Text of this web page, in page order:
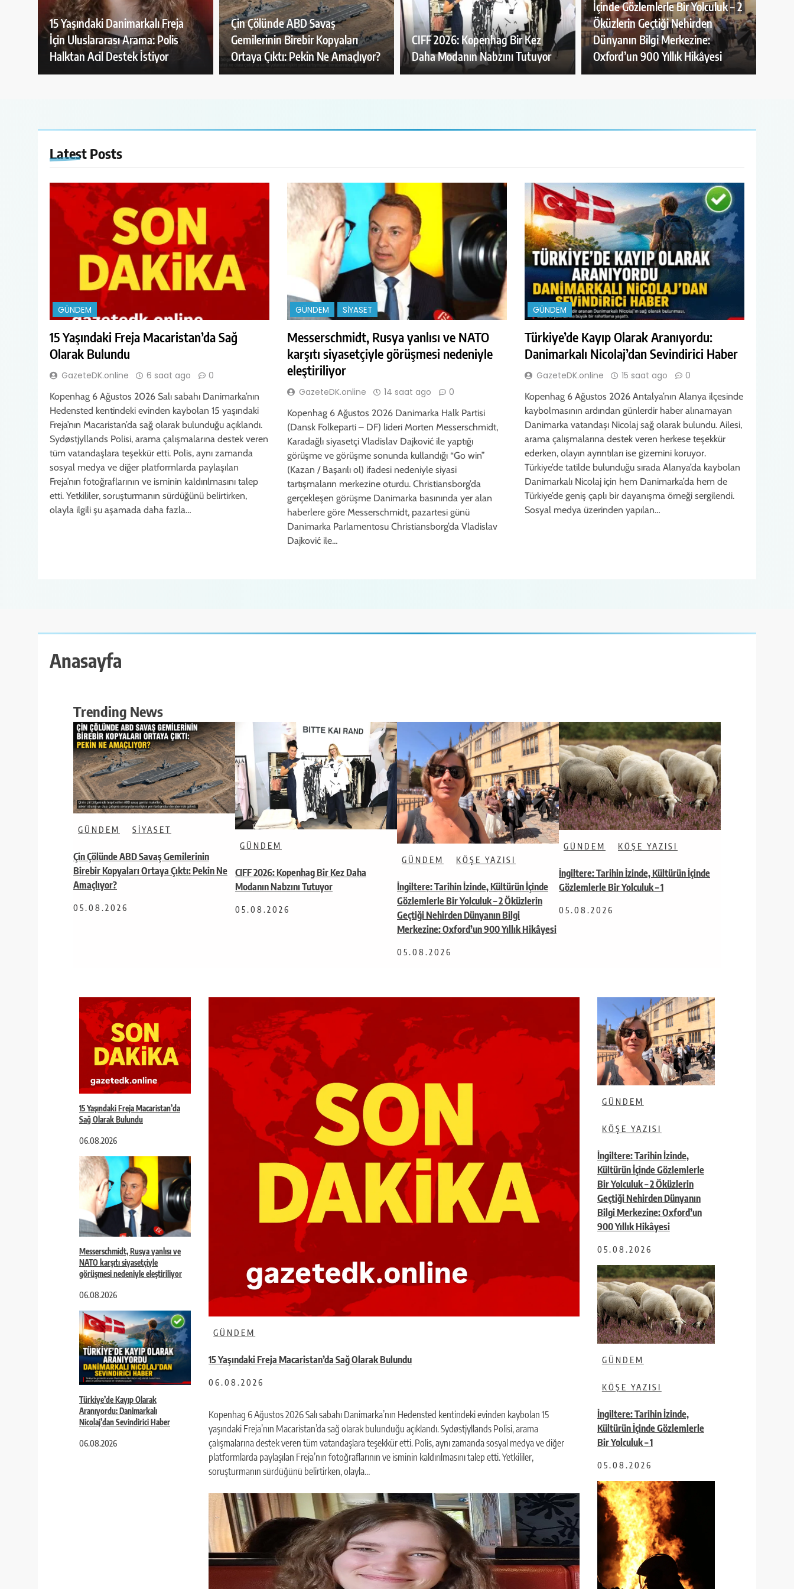
15 Yaşındaki Danimarkalı Freja
İçin Uluslararası Arama: Polis
Halktan Acil Destek İstiyor
Çin Çölünde ABD Savaş
Gemilerinin Birebir Kopyaları
Ortaya Çıktı: Pekin Ne Amaçlıyor?
CIFF 2026: Kopenhag Bir Kez
Daha Modanın Nabzını Tutuyor
İçinde Gözlemlerle Bir Yolculuk – 2
Öküzlerin Geçtiği Nehirden
Dünyanın Bilgi Merkezine:
Oxford’un 900 Yıllık Hikâyesi
Latest Posts
GÜNDEM
15 Yaşındaki Freja Macaristan’da Sağ
Olarak Bulundu
GazeteDK.online 6 saat ago 0
Kopenhag 6 Ağustos 2026 Salı sabahı Danimarka’nın
Hedensted kentindeki evinden kaybolan 15 yaşındaki
Freja’nın Macaristan’da sağ olarak bulunduğu açıklandı.
Sydøstjyllands Polisi, arama çalışmalarına destek veren
tüm vatandaşlara teşekkür etti. Polis, aynı zamanda
sosyal medya ve diğer platformlarda paylaşılan
Freja’nın fotoğraflarının ve isminin kaldırılmasını talep
etti. Yetkililer, soruşturmanın sürdüğünü belirtirken,
olayla ilgili şu aşamada daha fazla…
GÜNDEM SIYASET
Messerschmidt, Rusya yanlısı ve NATO
karşıtı siyasetçiyle görüşmesi nedeniyle
eleştiriliyor
GazeteDK.online 14 saat ago 0
Kopenhag 6 Ağustos 2026 Danimarka Halk Partisi
(Dansk Folkeparti – DF) lideri Morten Messerschmidt,
Karadağlı siyasetçi Vladislav Dajković ile yaptığı
görüşme ve görüşme sonunda kullandığı “Go win”
(Kazan / Başarılı ol) ifadesi nedeniyle siyasi
tartışmaların merkezine oturdu. Christiansborg’da
gerçekleşen görüşme Danimarka basınında yer alan
haberlere göre Messerschmidt, pazartesi günü
Danimarka Parlamentosu Christiansborg’da Vladislav
Dajković ile…
GÜNDEM
Türkiye’de Kayıp Olarak Aranıyordu:
Danimarkalı Nicolaj’dan Sevindirici Haber
GazeteDK.online 15 saat ago 0
Kopenhag 6 Ağustos 2026 Antalya’nın Alanya ilçesinde
kaybolmasının ardından günlerdir haber alınamayan
Danimarka vatandaşı Nicolaj sağ olarak bulundu. Ailesi,
arama çalışmalarına destek veren herkese teşekkür
ederken, olayın ayrıntıları ise gizemini koruyor.
Türkiye’de tatilde bulunduğu sırada Alanya’da kaybolan
Danimarkalı Nicolaj için hem Danimarka’da hem de
Türkiye’de geniş çaplı bir dayanışma örneği sergilendi.
Sosyal medya üzerinden yapılan…
Anasayfa
Trending News
GÜNDEM SIYASET
Çin Çölünde ABD Savaş Gemilerinin
Birebir Kopyaları Ortaya Çıktı: Pekin Ne
Amaçlıyor?
05.08.2026
GÜNDEM
CIFF 2026: Kopenhag Bir Kez Daha
Modanın Nabzını Tutuyor
05.08.2026
GÜNDEM KÖŞE YAZISI
İngiltere: Tarihin İzinde, Kültürün İçinde
Gözlemlerle Bir Yolculuk – 2 Öküzlerin
Geçtiği Nehirden Dünyanın Bilgi
Merkezine: Oxford’un 900 Yıllık Hikâyesi
05.08.2026
GÜNDEM KÖŞE YAZISI
İngiltere: Tarihin İzinde, Kültürün İçinde
Gözlemlerle Bir Yolculuk – 1
05.08.2026
15 Yaşındaki Freja Macaristan’da
Sağ Olarak Bulundu
06.08.2026
Messerschmidt, Rusya yanlısı ve
NATO karşıtı siyasetçiyle
görüşmesi nedeniyle eleştiriliyor
06.08.2026
Türkiye’de Kayıp Olarak
Aranıyordu: Danimarkalı
Nicolaj’dan Sevindirici Haber
06.08.2026
GÜNDEM
15 Yaşındaki Freja Macaristan’da Sağ Olarak Bulundu
06.08.2026
Kopenhag 6 Ağustos 2026 Salı sabahı Danimarka’nın Hedensted kentindeki evinden kaybolan 15
yaşındaki Freja’nın Macaristan’da sağ olarak bulunduğu açıklandı. Sydøstjyllands Polisi, arama
çalışmalarına destek veren tüm vatandaşlara teşekkür etti. Polis, aynı zamanda sosyal medya ve diğer
platformlarda paylaşılan Freja’nın fotoğraflarının ve isminin kaldırılmasını talep etti. Yetkililer,
soruşturmanın sürdüğünü belirtirken, olayla…
GÜNDEM
KÖŞE YAZISI
İngiltere: Tarihin İzinde,
Kültürün İçinde Gözlemlerle
Bir Yolculuk – 2 Öküzlerin
Geçtiği Nehirden Dünyanın
Bilgi Merkezine: Oxford’un
900 Yıllık Hikâyesi
05.08.2026
GÜNDEM
KÖŞE YAZISI
İngiltere: Tarihin İzinde,
Kültürün İçinde Gözlemlerle
Bir Yolculuk – 1
05.08.2026